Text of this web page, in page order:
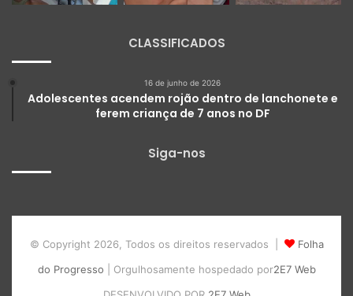
CLASSIFICADOS
16 de junho de 2026
Adolescentes acendem rojão dentro de lanchonete e
ferem criança de 7 anos no DF
Siga-nos
© Copyright 2026, Todos os direitos reservados |
Folha
do Progresso | Orgulhosamente hospedado por2E7 Web